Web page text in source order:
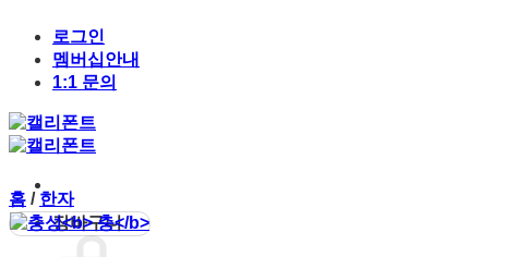
content
로그인
멤버십안내
1:1 문의
장바구니
홈 / 한자